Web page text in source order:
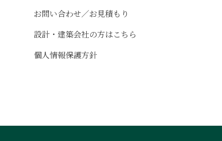
お問い合わせ／お見積もり
設計・建築会社の方はこちら
個人情報保護方針